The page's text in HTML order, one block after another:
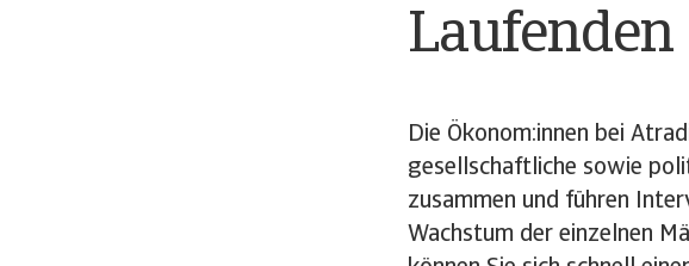
Laufenden
Die Ökonom:innen bei
gesellschaftliche sowie
zusammen und führen
Wachstum der einzelnen